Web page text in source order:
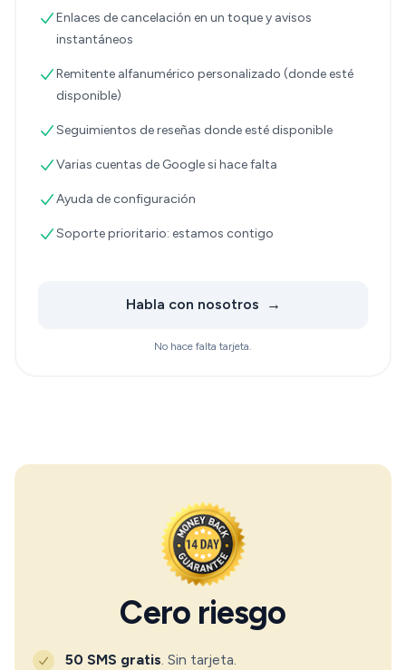
Enlaces de cancelación en un toque y avisos
instantáneos
Remitente alfanumérico personalizado (donde esté
disponible)
Seguimientos de reseñas donde esté disponible
Varias cuentas de Google si hace falta
Ayuda de configuración
Soporte prioritario: estamos contigo
Habla con nosotros →
No hace falta tarjeta.
Cero riesgo
50 SMS gratis. Sin tarjeta.